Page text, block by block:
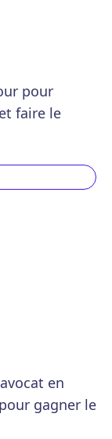
pour
faire le
en
gagner le